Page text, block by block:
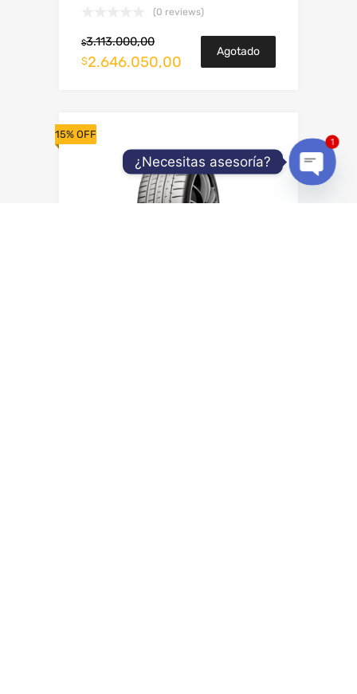
(0 reviews)
$3.113.000,00
$2.646.050,00
Agotado
15% OFF
¿Necesitas asesoría?
Open
1